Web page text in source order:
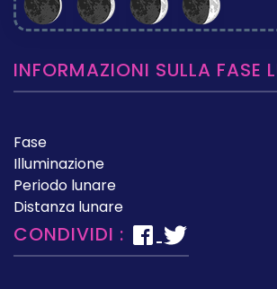
INFORMAZIONI SULLA FASE
Fase
Illuminazione
Periodo lunare
Distanza lunare
CONDIVIDI :